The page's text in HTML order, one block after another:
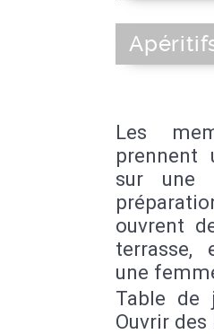
Les
prennent
sur une
ouvrent
terrasse,
une
Table de
Ouvrir des